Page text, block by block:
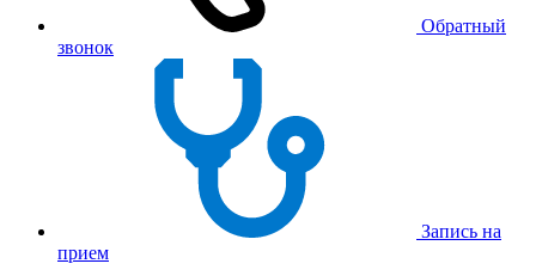
Обратный
звонок
Запись на
прием